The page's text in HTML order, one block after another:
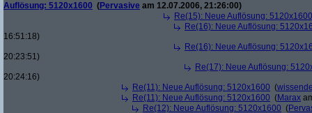
Auflösung: 5120x1600 (Pervasive am 12.07.2006, 21:26:00)
Re(15): Neue Auflösung: 5120x1600
Re(16): Neue Auflösung:
16:51:18)
Re(16): Neue Auflösung:
20:23:51)
Re(17): Neue Auflösung:
20:24:16)
Re(11): Neue Auflösung: 5120x1600 (
Re(11): Neue Auflösung: 5120x1600 (Marax
Re(12): Neue Auflösung: 5120x1600 (